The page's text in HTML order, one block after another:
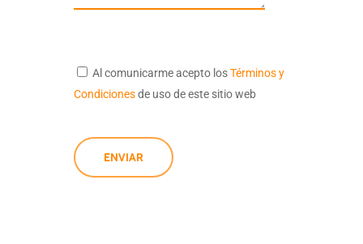
Al comunicarme acepto losTérminos y
Condicionesde uso de este sitio web
ENVIAR